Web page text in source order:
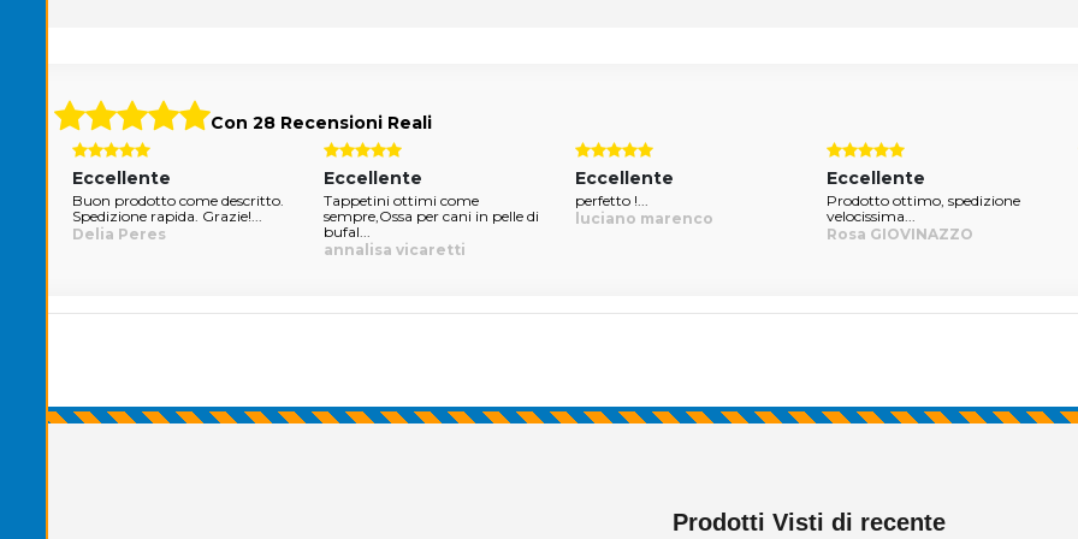
Con 28 Recensioni Reali
Eccellente
Buon prodotto come descritto.
Spedizione rapida. Grazie!...
Delia Peres
Eccellente
Tappetini ottimi come
sempre,Ossa per cani in pelle di
bufal...
annalisa vicaretti
Eccellente
perfetto !...
luciano marenco
Eccellente
Prodotto ottimo, spedizione
velocissima...
Rosa GIOVINAZZO
Prodotti Visti di recente